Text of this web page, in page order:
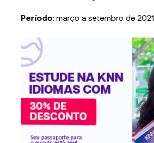
Período: março a setembro de 2021.